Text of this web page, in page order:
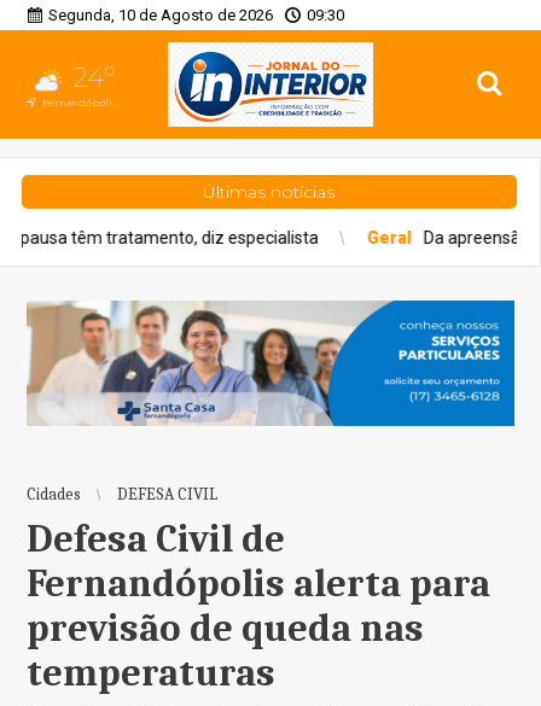
Segunda, 10 de Agosto de 2026 09:30
24°
Fernandópolis, SP
Últimas notícias
diz especialista Geral Da apreensão ao
Cidades DEFESA CIVIL
Defesa Civil de
Fernandópolis alerta para
previsão de queda nas
temperaturas